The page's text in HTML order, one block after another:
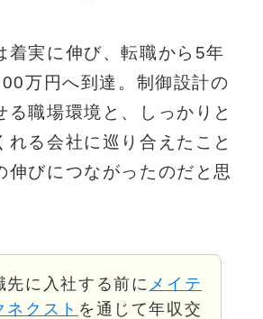
着実に伸び、転職から5年
万円へ到達。制御設計の
る職場環境と、しっかりと
れる会社に巡り合えたこと
伸びにつながったのだと思
先に入社する前に メイテ
ネクスト を通じて年収交